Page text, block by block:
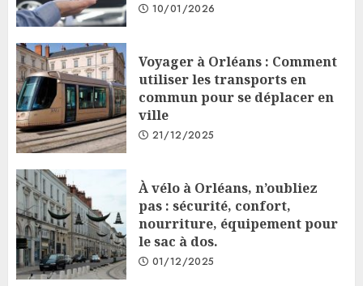
10/01/2026
Voyager à Orléans : Comment
utiliser les transports en
commun pour se déplacer en
ville
21/12/2025
À vélo à Orléans, n’oubliez
pas : sécurité, confort,
nourriture, équipement pour
le sac à dos.
01/12/2025